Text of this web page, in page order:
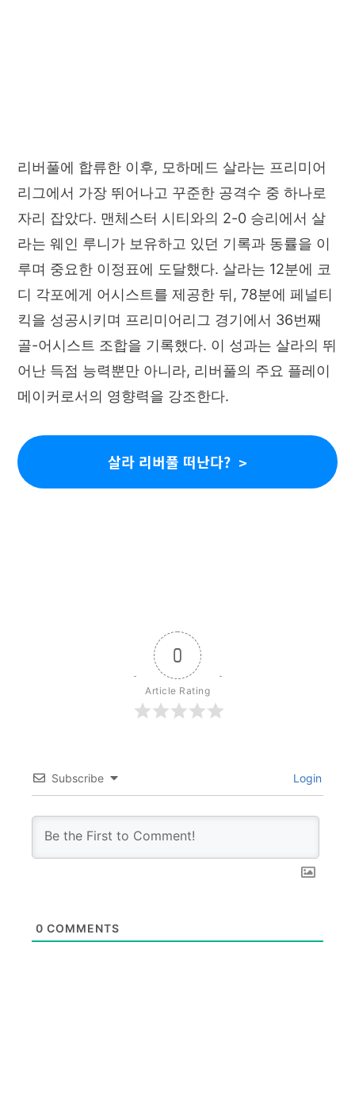
리버풀에 합류한 이후, 모하메드 살라는 프리미어
리그에서 가장 뛰어나고 꾸준한 공격수 중 하나로
자리 잡았다. 맨체스터 시티와의 2-0 승리에서 살
라는 웨인 루니가 보유하고 있던 기록과 동률을 이
루며 중요한 이정표에 도달했다. 살라는 12분에 코
디 각포에게 어시스트를 제공한 뒤, 78분에 페널티
킥을 성공시키며 프리미어리그 경기에서 36번째
골-어시스트 조합을 기록했다. 이 성과는 살라의 뛰
어난 득점 능력뿐만 아니라, 리버풀의 주요 플레이
메이커로서의 영향력을 강조한다.
살라 리버풀 떠난다?
0
Article Rating
Subscribe Login
0 COMMENTS